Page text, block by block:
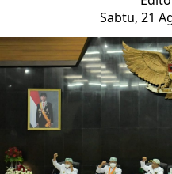
Sabtu, 21